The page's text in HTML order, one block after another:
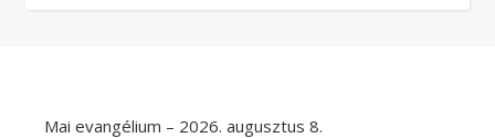
Mai evangélium – 2026. augusztus 8.